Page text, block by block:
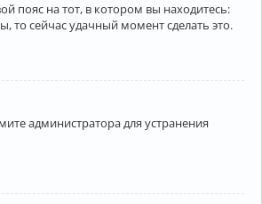
пояс на тот, в котором вы находитесь:
то сейчас удачный момент сделать это.
администратора для устранения